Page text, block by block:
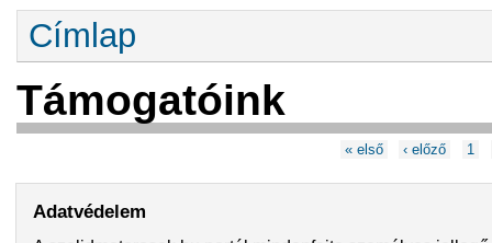
Jelenlegi hely
Címlap
Támogatóink
« első ‹ előző 1
Adatvédelem